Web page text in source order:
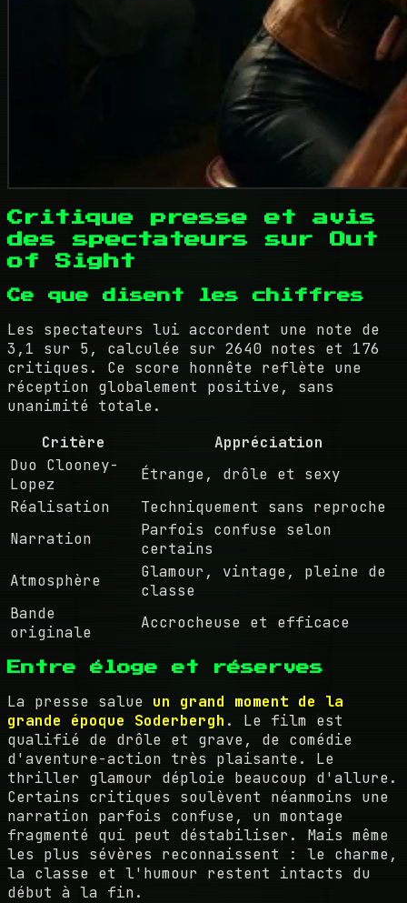
Critique presse et avis
des spectateurs sur Out
of Sight
Ce que disent les chiffres
Les spectateurs lui accordent une note de
3,1 sur 5, calculée sur 2640 notes et 176
critiques. Ce score honnête reflète une
réception globalement positive, sans
unanimité totale.
Critère
Appréciation
Duo Clooney-
Lopez
Étrange, drôle et sexy
Réalisation
Techniquement sans reproche
Narration
Parfois confuse selon
certains
Atmosphère
Glamour, vintage, pleine de
classe
Bande
originale
Accrocheuse et efficace
Entre éloge et réserves
La presse salue un grand moment de la
grande époque Soderbergh . Le film est
qualifié de drôle et grave, de comédie
d'aventure-action très plaisante. Le
thriller glamour déploie beaucoup d'allure.
Certains critiques soulèvent néanmoins une
narration parfois confuse, un montage
fragmenté qui peut déstabiliser. Mais même
les plus sévères reconnaissent : le charme,
la classe et l'humour restent intacts du
début à la fin.